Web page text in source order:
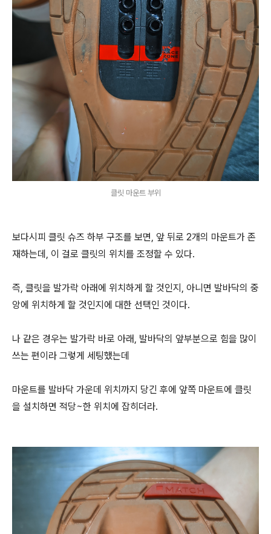
클릿 마운트 부위
보다시피 클릿 슈즈 하부 구조를 보면, 앞 뒤로 2개의 마운트가 존
재하는데, 이 걸로 클릿의 위치를 조정할 수 있다.
즉, 클릿을 발가락 아래에 위치하게 할 것인지, 아니면 발바닥의 중
앙에 위치하게 할 것인지에 대한 선택인 것이다.
나 같은 경우는 발가락 바로 아래, 발바닥의 앞부분으로 힘을 많이
쓰는 편이라 그렇게 세팅했는데
마운트를 발바닥 가운데 위치까지 당긴 후에 앞쪽 마운트에 클릿
을 설치하면 적당~한 위치에 잡히더라.